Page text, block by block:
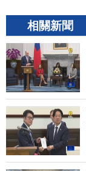
相關新聞